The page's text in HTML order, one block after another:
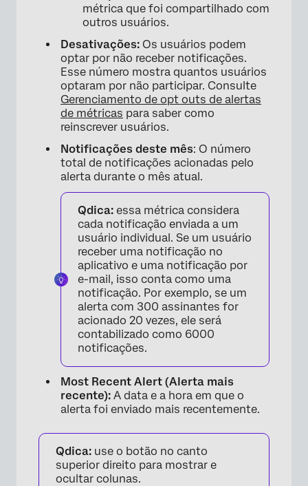
×
×
métrica que foi compartilhado com
outros usuários.
Desativações: Os usuários podem
optar por não receber notificações.
Esse número mostra quantos usuários
optaram por não participar. Consulte
Gerenciamento de opt outs de alertas
de métricas para saber como
reinscrever usuários.
Notificações deste mês: O número
total de notificações acionadas pelo
alerta durante o mês atual.
Qdica: essa métrica considera
cada notificação enviada a um
usuário individual. Se um usuário
receber uma notificação no
aplicativo e uma notificação por
e-mail, isso conta como uma
notificação. Por exemplo, se um
alerta com 300 assinantes for
acionado 20 vezes, ele será
contabilizado como 6000
notificações.
Most Recent Alert (Alerta mais
recente): A data e a hora em que o
alerta foi enviado mais recentemente.
Qdica: use o botão no canto
superior direito para mostrar e
ocultar colunas.